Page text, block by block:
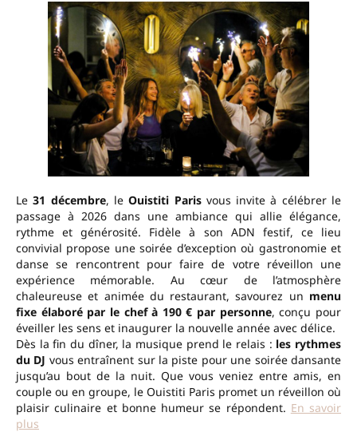
Le31 décembre, leOuistiti Parisvous invite à célébrer le
passage à 2026 dans une ambiance qui allie élégance,
rythme et générosité. Fidèle à son ADN festif, ce lieu
convivial propose une soirée d’exception où gastronomie et
danse se rencontrent pour faire de votre réveillon une
expérience mémorable. Au cœur de l’atmosphère
chaleureuse et animée du restaurant, savourez un menu
fixe élaboré par le chef à 190 € par personne, conçu pour
éveiller les sens et inaugurer la nouvelle année avec délice.
Dès la fin du dîner, la musique prend le relais : les rythmes
du DJ vous entraînent sur la piste pour une soirée dansante
jusqu’au bout de la nuit. Que vous veniez entre amis, en
couple ou en groupe, le Ouistiti Paris promet un réveillon où
plaisir culinaire et bonne humeur se répondent. En savoir
plus